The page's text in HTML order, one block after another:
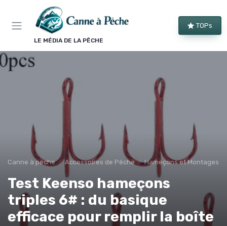
LE MÉDIA DE LA PÊCHE
TOPs
Canne à peche Accessoires de Pêche Hameçons et Montages
Test Keenso hameçons
triples 6# : du basique
efficace pour remplir la boîte
Panneau de gestion des cookies